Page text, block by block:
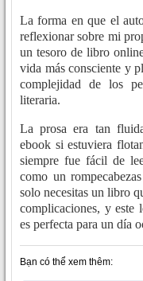
La forma en que el
reflexionar sobre mi
un tesoro de libro
vida más consciente y
complejidad de los
literaria.
La prosa era tan
ebook si estuviera
siempre fue fácil de
como un
solo necesitas un libro
complicaciones, y
es perfecta para un día
Bạn có thể xem thêm: